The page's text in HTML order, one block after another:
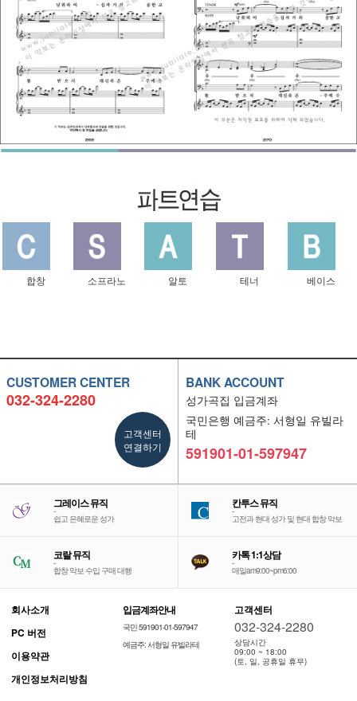
합창 소프라노 알토 테너 베이스
CUSTOMER CENTER
032-324-2280
고객센터
연결하기
BANK ACCOUNT
성가곡집 입금계좌
국민은행 예금주: 서형일 유빌라
테
591901-01-597947
그레이스 뮤직
-
쉽고 은혜로운 성가
칸투스 뮤직
-
고전과 현대 성가 및 현대 합창 악보
코랄 뮤직
-
합창 악보 수입 구매 대행
카톡 1:1상담
-
매일am9:00~pm6:00
회사소개
PC 버전
이용약관
개인정보처리방침
입금계좌안내
국민 591901-01-597947
예금주: 서형일 유빌라테
고객센터
032-324-2280
상담시간
09:00 ~ 18:00
(토, 일, 공휴일 휴무)